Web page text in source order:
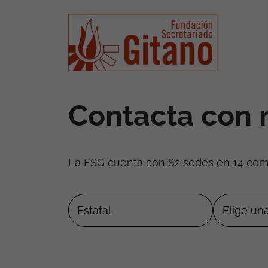
Contacta con
La FSG cuenta con 82 sedes en 14